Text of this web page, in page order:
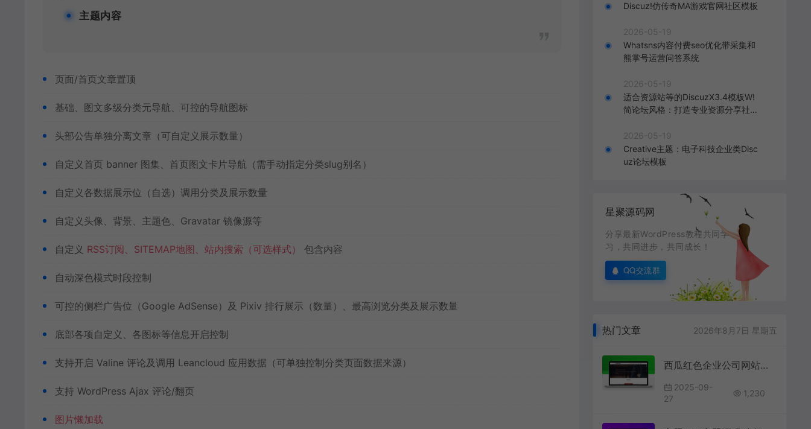
主题内容
页面/首页文章置顶
基础、图文多级分类元导航、可控的导航图标
头部公告单独分离文章（可自定义展示数量）
自定义首页 banner 图集、首页图文卡片导航（需手动指定分类slug别名）
自定义各数据展示位（自选）调用分类及展示数量
自定义头像、背景、主题色、Gravatar 镜像源等
自定义 RSS订阅、SITEMAP地图、站内搜索（可选样式） 包含内容
自动深色模式时段控制
可控的侧栏广告位（Google AdSense）及 Pixiv 排行展示（数量）、最高浏览分类及展示数量
底部各项自定义、各图标等信息开启控制
支持开启 Valine 评论及调用 Leancloud 应用数据（可单独控制分类页面数据来源）
支持 WordPress Ajax 评论/翻页
图片懒加载
Discuz!仿传奇MA游戏官网社区模板
2026-05-19
Whatsns内容付费seo优化带采集和
熊掌号运营问答系统
2026-05-19
适合资源站等的DiscuzX3.4模板W!
简论坛风格：打造专业资源分享社区
2026-05-19
Creative主题：电子科技企业类Disc
uz论坛模板
星聚源码网
分享最新WordPress教程共同学
习，共同进步，共同成长！
QQ交流群
热门文章 2026年8月7日 星期五
西瓜红色企业公司网站通用WP模版
2025-09-
27
1,230